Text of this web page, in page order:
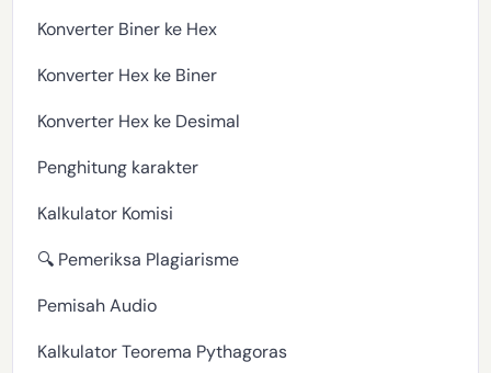
Konverter Biner ke Hex
Konverter Hex ke Biner
Konverter Hex ke Desimal
Penghitung karakter
Kalkulator Komisi
🔍 Pemeriksa Plagiarisme
Pemisah Audio
Kalkulator Teorema Pythagoras